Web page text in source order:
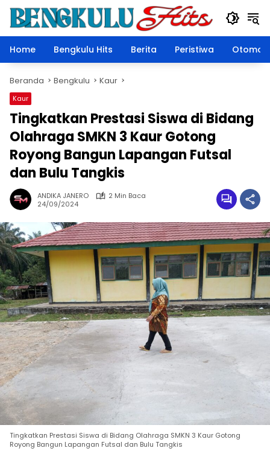
Langsung
konten
Home
Bengkulu Hits Berita Peristiwa
Beranda Bengkulu Kaur
Kaur
Tingkatkan Prestasi Siswa di Bidang
Olahraga SMKN 3 Kaur Gotong
Royong Bangun Lapangan Futsal
dan Bulu Tangkis
ANDIKA JANERO
2 Min Baca
24/09/2024
Tingkatkan Prestasi Siswa di Bidang Olahraga SMKN 3 Kaur Gotong
Royong Bangun Lapangan Futsal dan Bulu Tangkis